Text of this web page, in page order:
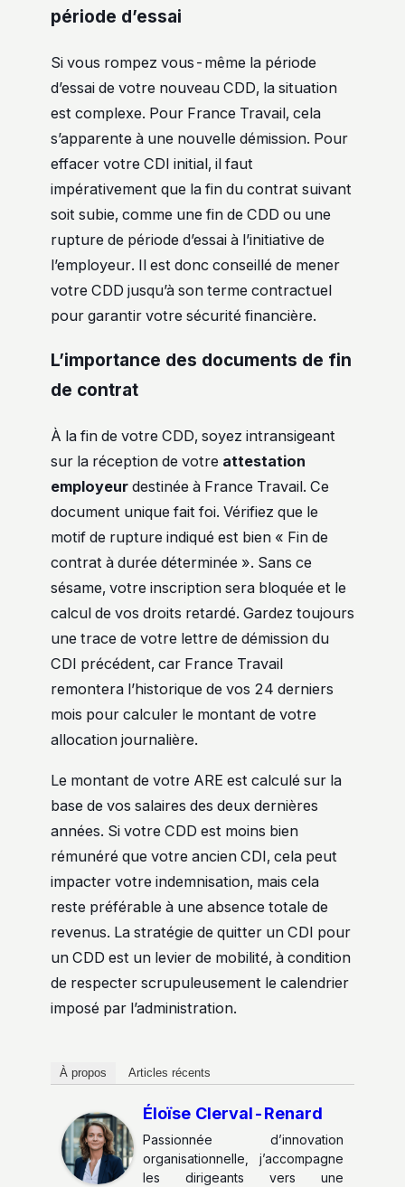
période d’essai
Si vous rompez vous-même la période
d’essai de votre nouveau CDD, la situation
est complexe. Pour France Travail, cela
s’apparente à une nouvelle démission. Pour
effacer votre CDI initial, il faut
impérativement que la fin du contrat suivant
soit subie, comme une fin de CDD ou une
rupture de période d’essai à l’initiative de
l’employeur. Il est donc conseillé de mener
votre CDD jusqu’à son terme contractuel
pour garantir votre sécurité financière.
L’importance des documents de fin
de contrat
À la fin de votre CDD, soyez intransigeant
sur la réception de votre attestation
employeur destinée à France Travail. Ce
document unique fait foi. Vérifiez que le
motif de rupture indiqué est bien « Fin de
contrat à durée déterminée ». Sans ce
sésame, votre inscription sera bloquée et le
calcul de vos droits retardé. Gardez toujours
une trace de votre lettre de démission du
CDI précédent, car France Travail
remontera l’historique de vos 24 derniers
mois pour calculer le montant de votre
allocation journalière.
Le montant de votre ARE est calculé sur la
base de vos salaires des deux dernières
années. Si votre CDD est moins bien
rémunéré que votre ancien CDI, cela peut
impacter votre indemnisation, mais cela
reste préférable à une absence totale de
revenus. La stratégie de quitter un CDI pour
un CDD est un levier de mobilité, à condition
de respecter scrupuleusement le calendrier
imposé par l’administration.
À propos Articles récents
Éloïse Clerval-Renard
Passionnée d’innovation
organisationnelle, j’accompagne
les dirigeants vers une